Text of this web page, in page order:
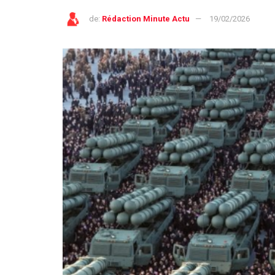
de: Rédaction Minute Actu 19/02/2026